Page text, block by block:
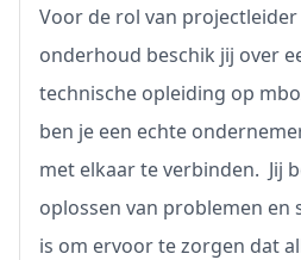
Voor de rol van
onderhoud beschik jij over
technische opleiding op
ben je een echte
met elkaar te verbinden. Jij
oplossen van problemen
is om ervoor te zorgen dat